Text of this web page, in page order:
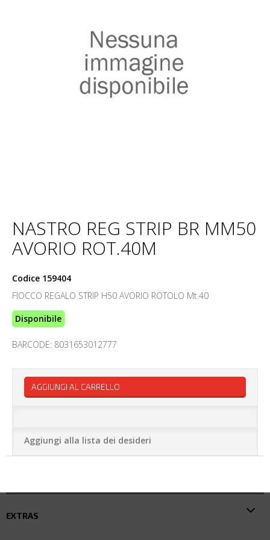
NASTRO REG STRIP BR MM50
AVORIO ROT.40M
Codice 159404
FIOCCO REGALO STRIP H50 AVORIO ROTOLO Mt.40
Disponibile
BARCODE: 8031653012777
AGGIUNGI AL CARRELLO
Aggiungi alla lista dei desideri
EXTRAS